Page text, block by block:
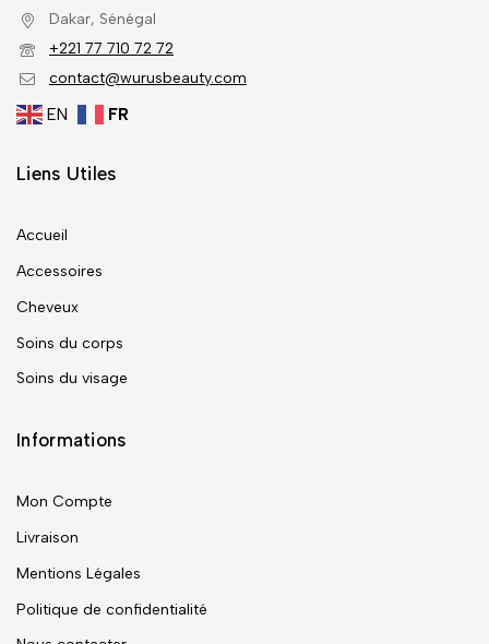
Dakar, Sénégal
+221 77 710 72 72
contact@wurusbeauty.com
EN FR
Liens Utiles
Accueil
Accessoires
Cheveux
Soins du corps
Soins du visage
Informations
Mon Compte
Livraison
Mentions Légales
Politique de confidentialité